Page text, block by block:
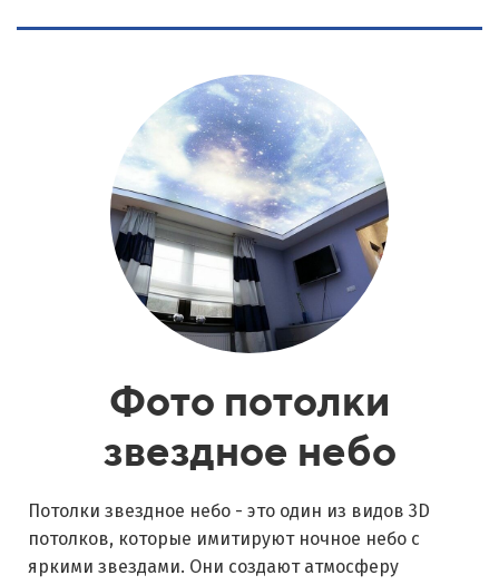
Фото потолки
звездное небо
Потолки звездное небо - это один из видов 3D
потолков, которые имитируют ночное небо с
яркими звездами. Они создают атмосферу